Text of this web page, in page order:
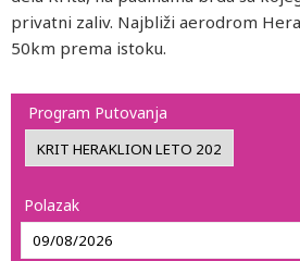
privatni zaliv. Najbliži aerodrom
50km prema istoku.
Program Putovanja
Polazak